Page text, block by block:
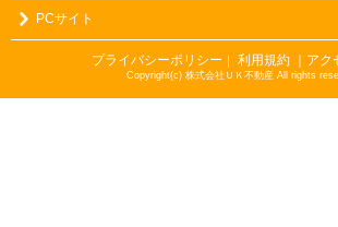
PCサイト
プライバシーポリシー ｜ 利用規約 ｜ア
Copyright(c) 株式会社ＵＫ不動産 All rights